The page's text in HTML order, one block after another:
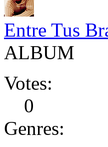
Entre Tus
ALBUM
Votes:
0
Genres: